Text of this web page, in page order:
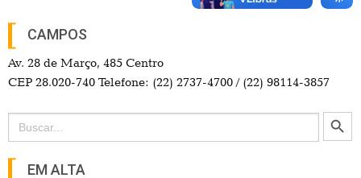
CAMPOS
Av. 28 de Março, 485 Centro
CEP 28.020-740 Telefone: (22) 2737-4700 / (22) 98114-3857
Search
for:
Search Button
EM ALTA